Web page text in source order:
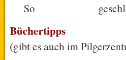
So
Büchertipps
(gibt es auch im